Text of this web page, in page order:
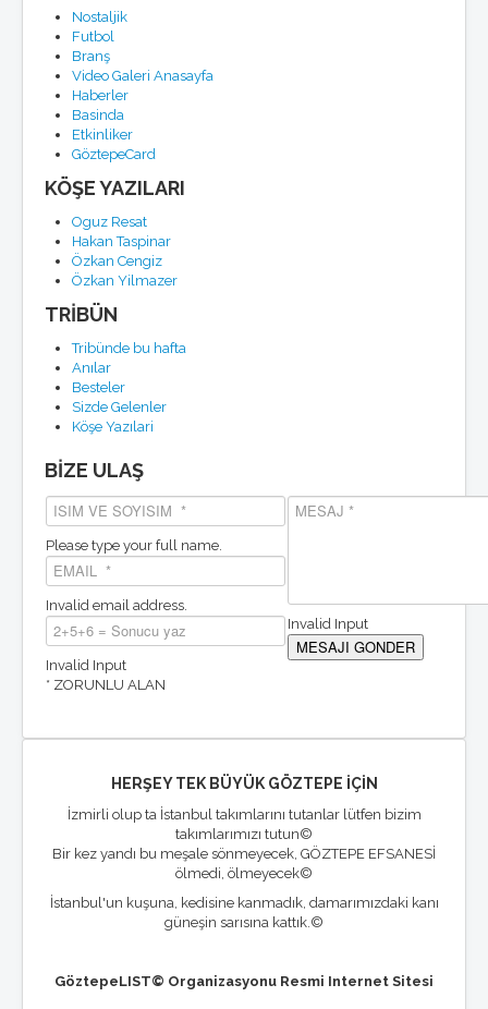
Nostaljik
Futbol
Branş
Video Galeri Anasayfa
Haberler
Basinda
Etkinliker
GöztepeCard
KÖŞE YAZILARI
Oguz Resat
Hakan Taspinar
Özkan Cengiz
Özkan Yilmazer
TRİBÜN
Tribünde bu hafta
Anılar
Besteler
Sizde Gelenler
Köşe Yazılari
BİZE ULAŞ
Please type your full name.
Invalid email address.
Invalid Input
* ZORUNLU ALAN
Invalid Input
HERŞEY TEK BÜYÜK GÖZTEPE İÇİN
İzmirli olup ta İstanbul takımlarını tutanlar lütfen bizim
takımlarımızı tutun©
Bir kez yandı bu meşale sönmeyecek, GÖZTEPE EFSANESİ
ölmedi, ölmeyecek©
İstanbul'un kuşuna, kedisine kanmadık, damarımızdaki kanı
güneşin sarısına kattık.©
GöztepeLIST© Organizasyonu Resmi Internet Sitesi